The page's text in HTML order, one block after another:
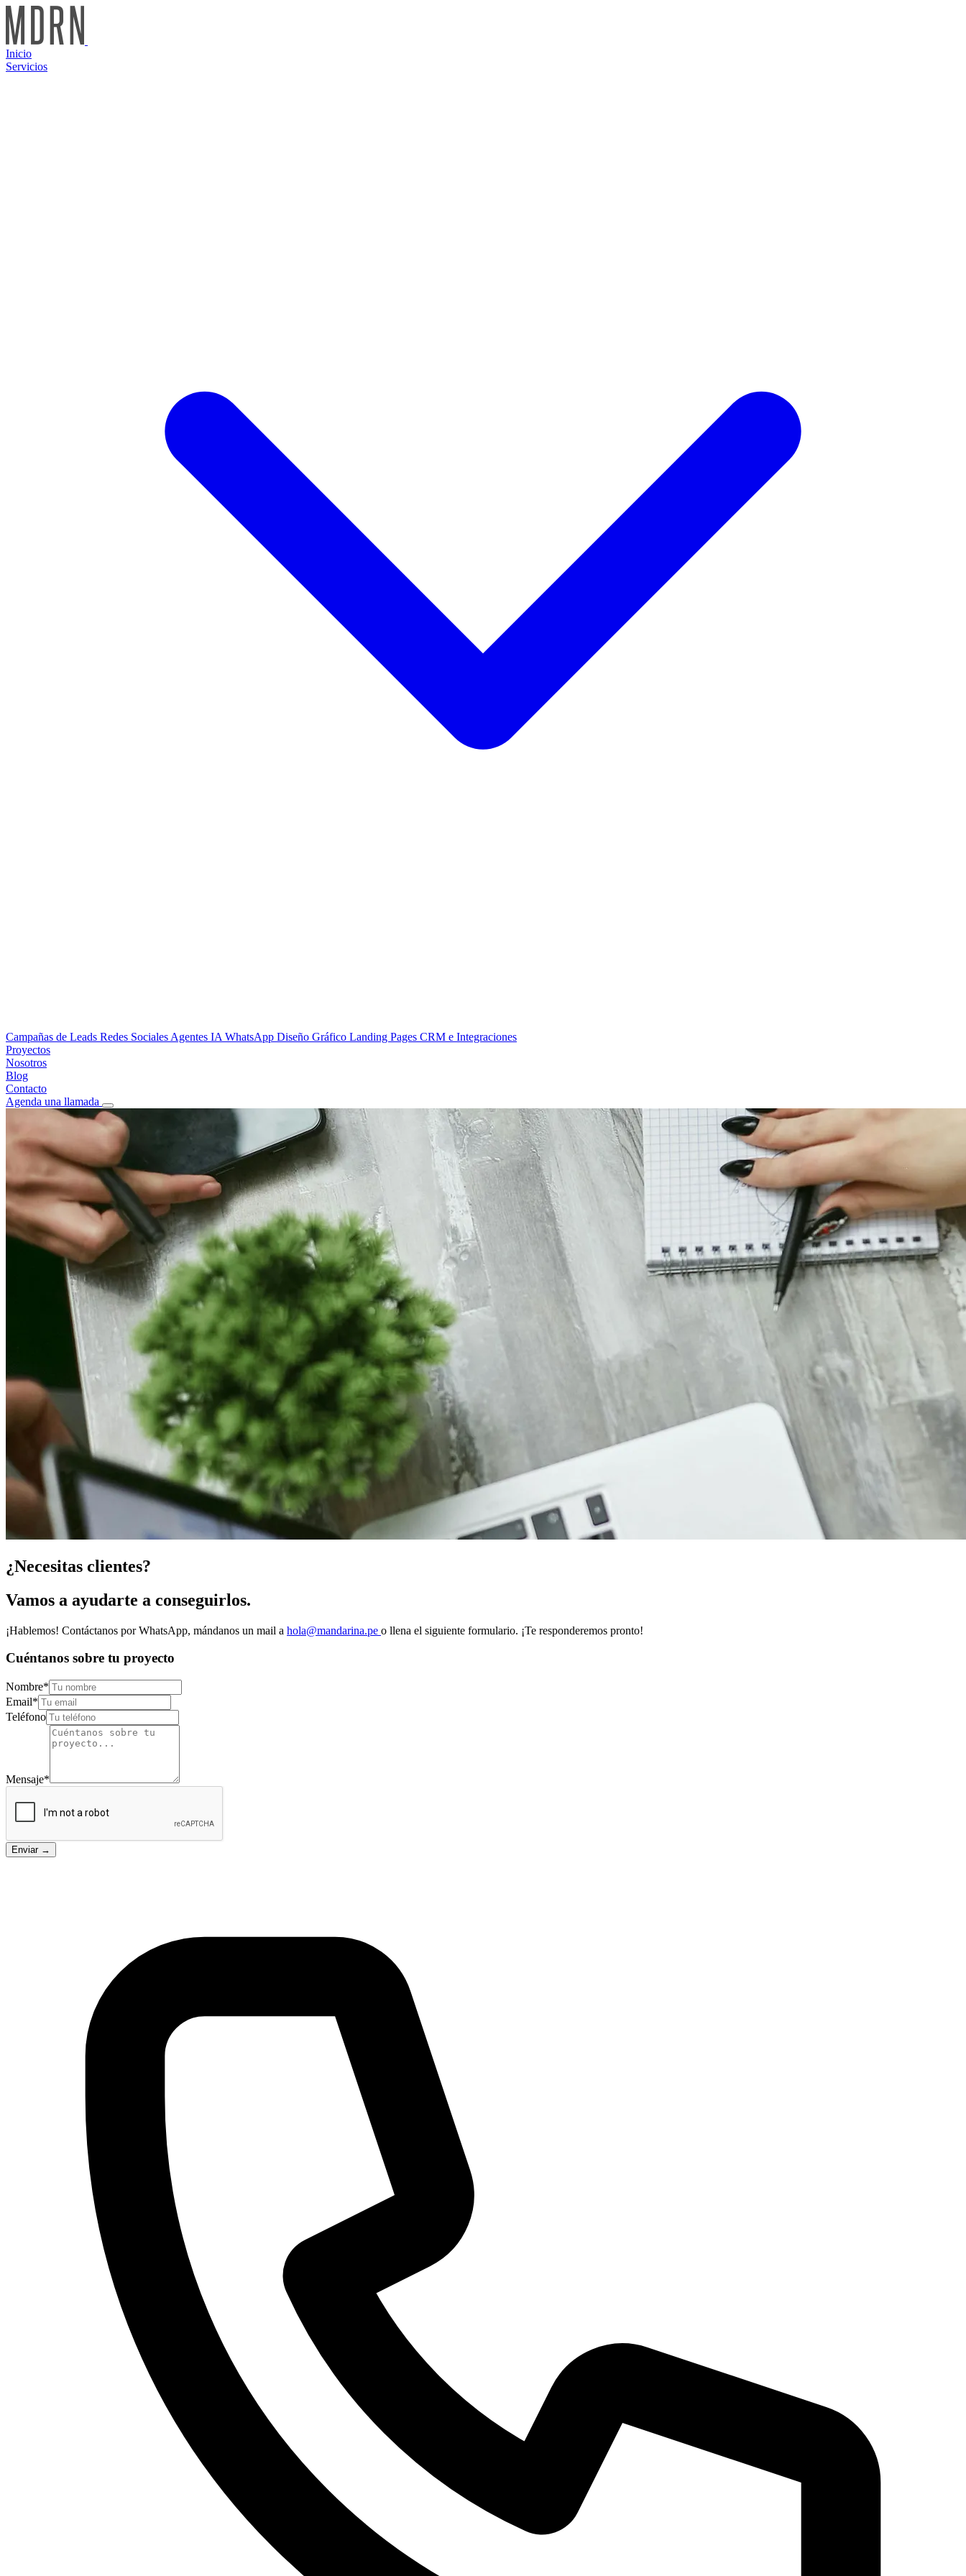
Inicio
Servicios
Campañas de Leads Redes Sociales Agentes IA WhatsApp Diseño Gráfico Landing Pages CRM e Integraciones
Proyectos
Nosotros
Blog
Contacto
Agenda una llamada
¿Necesitas clientes?
Vamos a ayudarte a conseguirlos.
¡Hablemos! Contáctanos por WhatsApp, mándanos un mail a hola@mandarina.pe o llena el siguiente formulario. ¡Te responderemos pronto!
Cuéntanos sobre tu proyecto
Nombre*
Email*
Teléfono
Mensaje*
Enviar →